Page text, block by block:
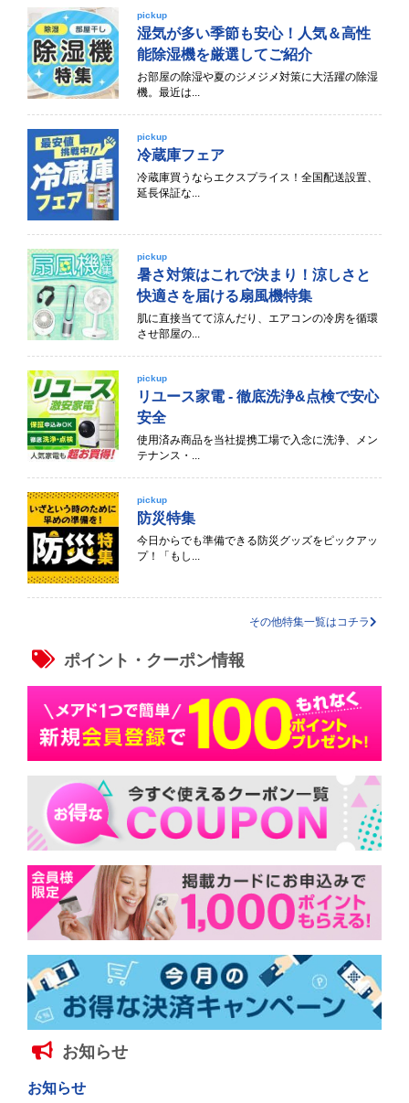
pickup
湿気が多い季節も安心！人気＆高性
能除湿機を厳選してご紹介
お部屋の除湿や夏のジメジメ対策に大活躍の除湿
機。最近は...
pickup
冷蔵庫フェア
冷蔵庫買うならエクスプライス！全国配送設置、
延長保証な...
pickup
暑さ対策はこれで決まり！涼しさと
快適さを届ける扇風機特集
肌に直接当てて涼んだり、エアコンの冷房を循環
させ部屋の...
pickup
リユース家電 - 徹底洗浄&点検で安心
安全
使用済み商品を当社提携工場で入念に洗浄、メン
テナンス・...
pickup
防災特集
今日からでも準備できる防災グッズをピックアッ
プ！「もし...
その他特集一覧はコチラ
ポイント・クーポン情報
お知らせ
お知らせ